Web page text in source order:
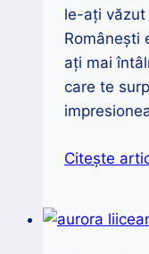
le-aţi văzut
Românești
aţi mai
care te
Citește